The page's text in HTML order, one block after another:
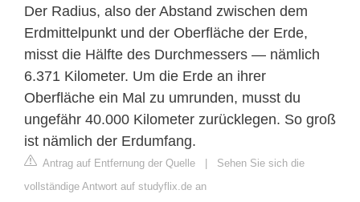
Der Radius, also der Abstand zwischen dem
Erdmittelpunkt und der Oberfläche der Erde,
misst die Hälfte des Durchmessers — nämlich
6.371 Kilometer. Um die Erde an ihrer
Oberfläche ein Mal zu umrunden, musst du
ungefähr 40.000 Kilometer zurücklegen. So groß
ist nämlich der Erdumfang.
Antrag auf Entfernung der Quelle
Sehen Sie sich die
vollständige Antwort auf studyflix.de an